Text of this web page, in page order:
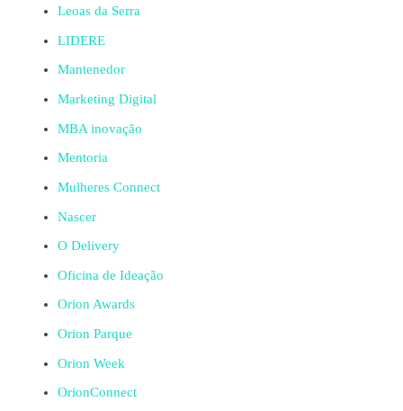
Leoas da Serra
LIDERE
Mantenedor
Marketing Digital
MBA inovação
Mentoria
Mulheres Connect
Nascer
O Delivery
Oficina de Ideação
Orion Awards
Orion Parque
Orion Week
OrionConnect